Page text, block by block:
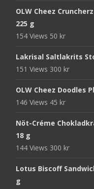
OLW Cheez
225 g
154 Views 50 kr
Lakrisal Saltlakrits
151 Views 300 kr
OLW Cheez Doodles
146 Views 45 kr
Nöt-Créme
18 g
144 Views 300 kr
Lotus Biscoff
g